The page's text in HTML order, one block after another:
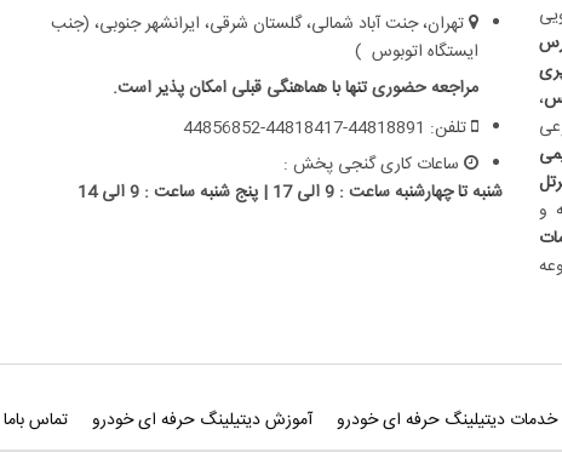
،
و
تهران، جنت آباد شمالی، گلستان شرقی، ایرانشهر جنوبی، (جنب
ایستگاه اتوبوس )
مراجعه حضوری تنها با هماهنگی قبلی امکان پذیر است.
تلفن: 44818891-44818417-44856852
ساعات کاری گنجی پخش :
شنبه تا چهارشنبه ساعت : 9 الی 17 | پنج شنبه ساعت : 9 الی 14
خدمات دیتیلینگ حرفه ای خودرو آموزش دیتیلینگ حرفه ای خودرو تماس باما